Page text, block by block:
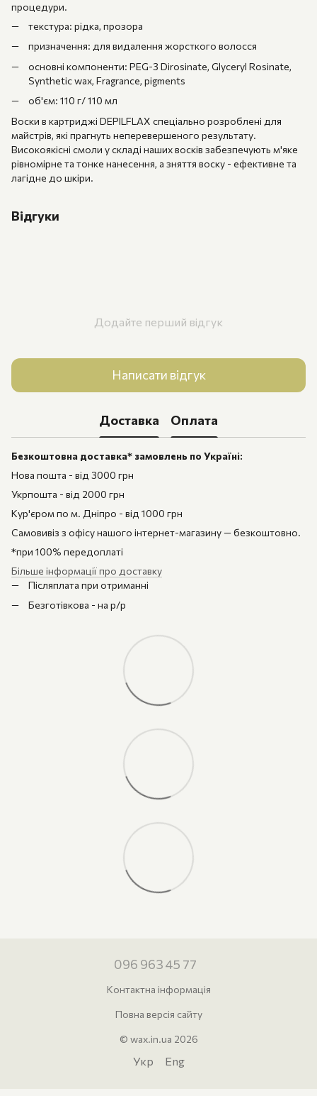
процедури.
текстура: рідка, прозора
призначення: для видалення жорсткого волосся
основні компоненти: PEG-3 Dirosinate, Glyceryl Rosinate,
Synthetic wax, Fragrance, pigments
об'єм: 110 г/ 110 мл
Воски в картриджі DEPILFLAX спеціально розроблені для
майстрів, які прагнуть неперевершеного результату.
Високоякісні смоли у складі наших восків забезпечують м'яке
рівномірне та тонке нанесення, а зняття воску - ефективне та
лагідне до шкіри.
Відгуки
Додайте перший відгук
Написати відгук
Доставка Оплата
Безкоштовна доставка* замовлень по Україні:
Нова пошта - від 3000 грн
Укрпошта - від 2000 грн
Кур'єром по м. Дніпро - від 1000 грн
Самовивіз з офісу нашого інтернет-магазину — безкоштовно.
*при 100% передоплаті
Більше інформації про доставку
Післяплата при отриманні
Безготівкова - на р/р
096 963 45 77
Контактна інформація
Повна версія сайту
© wax.in.ua 2026
Укр Eng